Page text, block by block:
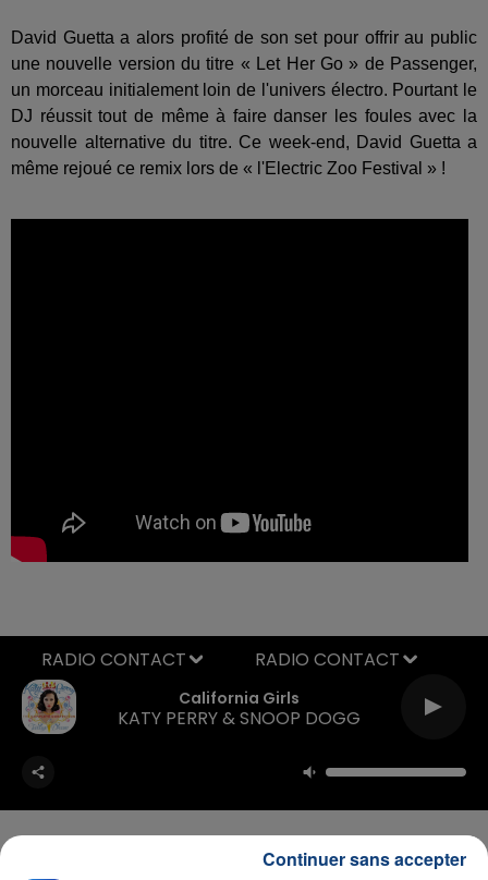
David Guetta a alors profité de son set pour offrir au public
une nouvelle version du titre « Let Her Go » de Passenger,
un morceau initialement loin de l'univers électro. Pourtant le
DJ réussit tout de même à faire danser les foules avec la
nouvelle alternative du titre. Ce week-end, David Guetta a
même rejoué ce remix lors de « l'Electric Zoo Festival » !
California Girls
KATY PERRY & SNOOP DOGG
RADIO CONTACT
Continuer sans accepter